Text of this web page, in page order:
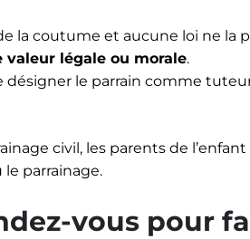
la coutume et aucune loi ne la
valeur légale ou morale.
désigner le parrain comme
civil, les parents de l’enfant
le parrainage.
vous pour